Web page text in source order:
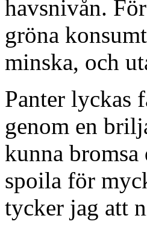
havsnivån.
gröna
minska, och
Panter lyckas
genom en
kunna
spoila för
tycker jag att